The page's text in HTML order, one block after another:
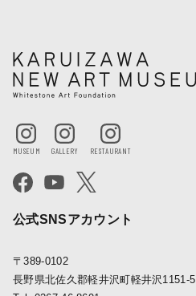
公式SNSアカウント
〒389-0102
長野県北佐久郡軽井沢町軽井沢1151-5